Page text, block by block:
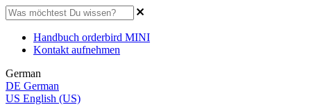
Handbuch orderbird MINI
Kontakt aufnehmen
German
DE German
US English (US)